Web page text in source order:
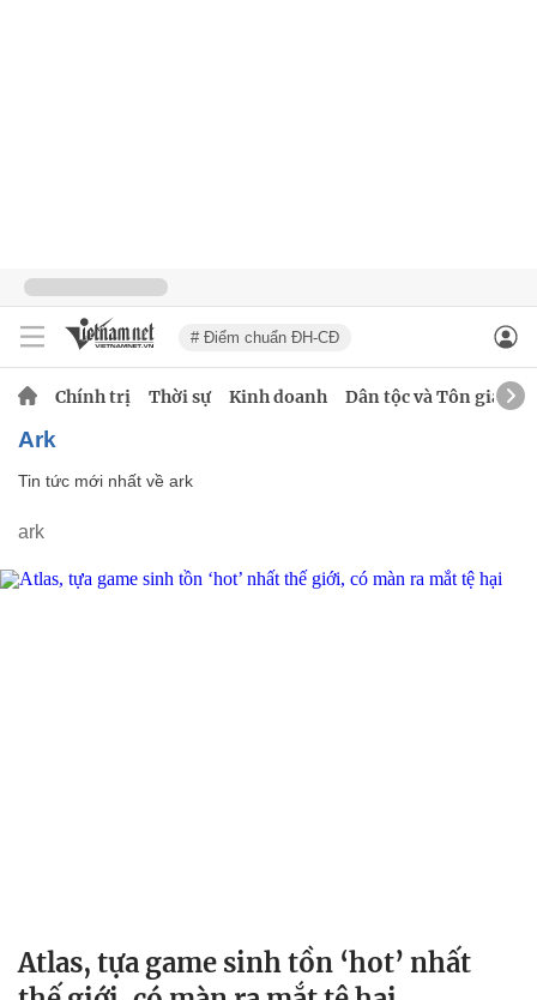
# Điểm chuẩn ĐH-CĐ
Chính trị Thời sự Kinh doanh Dân tộc và Tôn giáo
ark
Tin tức mới nhất về ark
ark
Atlas, tựa game sinh tồn ‘hot’ nhất